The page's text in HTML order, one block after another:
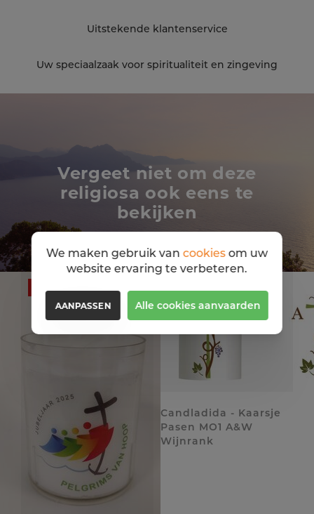
Uitstekende klantenservice
Uw speciaalzaak voor spiritualiteit en zingeving
Vergeet niet om deze
religiosa ook eens te
bekijken
Candladida - Kaarsje
Pasen MO1 A&W
Wijnrank
We maken gebruik van cookiesom uw
website ervaring te verbeteren.
AANPASSEN Alle cookies aanvaarden